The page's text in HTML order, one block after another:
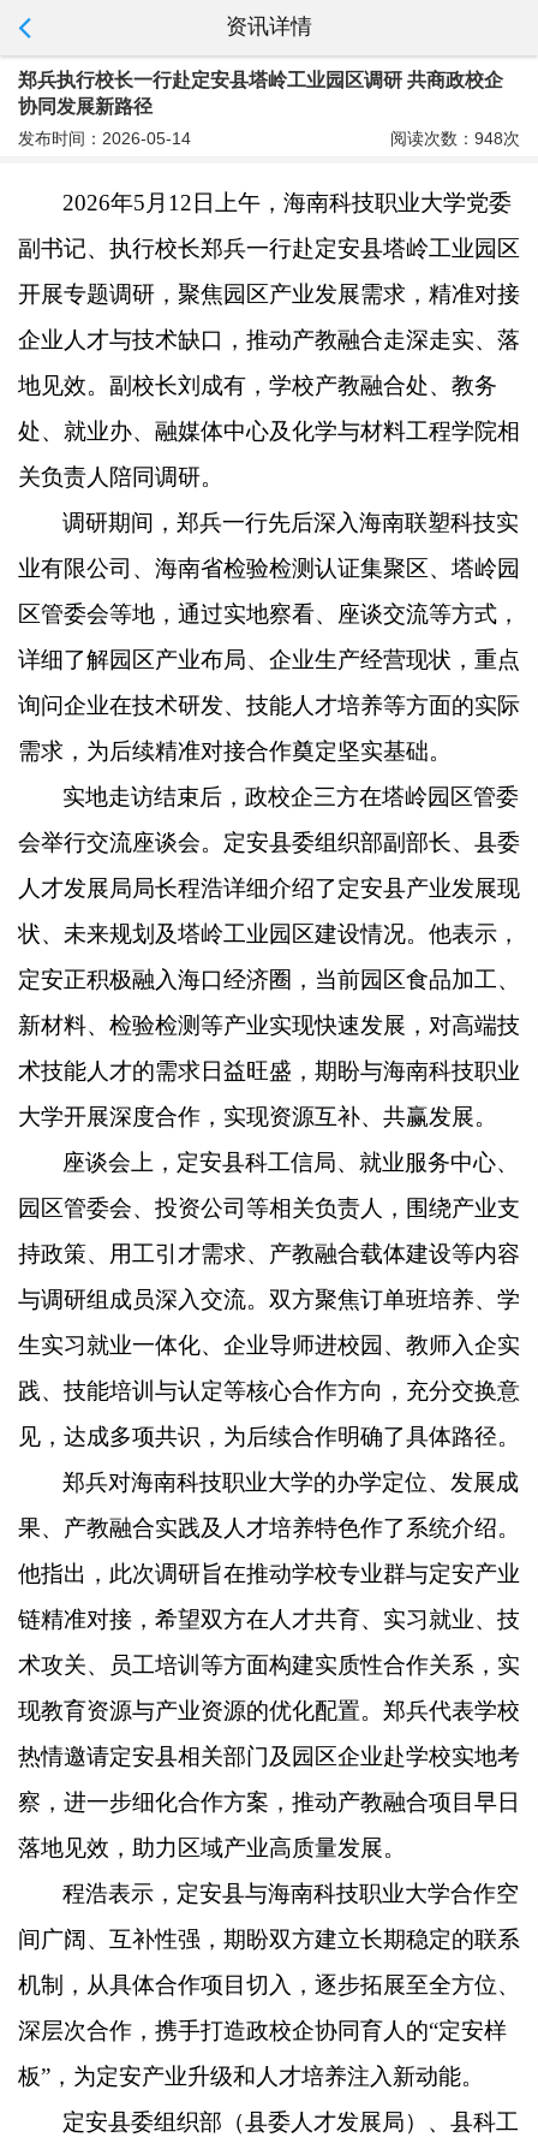
资讯详情
郑兵执行校长一行赴定安县塔岭工业园区调研 共商政校企
协同发展新路径
发布时间：2026-05-14 阅读次数：948次
2026年5月12日上午，海南科技职业大学党委
副书记、执行校长郑兵一行赴定安县塔岭工业园区
开展专题调研，聚焦园区产业发展需求，精准对接
企业人才与技术缺口，推动产教融合走深走实、落
地见效。副校长刘成有，学校产教融合处、教务
处、就业办、融媒体中心及化学与材料工程学院相
关负责人陪同调研。
调研期间，郑兵一行先后深入海南联塑科技实
业有限公司、海南省检验检测认证集聚区、塔岭园
区管委会等地，通过实地察看、座谈交流等方式，
详细了解园区产业布局、企业生产经营现状，重点
询问企业在技术研发、技能人才培养等方面的实际
需求，为后续精准对接合作奠定坚实基础。
实地走访结束后，政校企三方在塔岭园区管委
会举行交流座谈会。定安县委组织部副部长、县委
人才发展局局长程浩详细介绍了定安县产业发展现
状、未来规划及塔岭工业园区建设情况。他表示，
定安正积极融入海口经济圈，当前园区食品加工、
新材料、检验检测等产业实现快速发展，对高端技
术技能人才的需求日益旺盛，期盼与海南科技职业
大学开展深度合作，实现资源互补、共赢发展。
座谈会上，定安县科工信局、就业服务中心、
园区管委会、投资公司等相关负责人，围绕产业支
持政策、用工引才需求、产教融合载体建设等内容
与调研组成员深入交流。双方聚焦订单班培养、学
生实习就业一体化、企业导师进校园、教师入企实
践、技能培训与认定等核心合作方向，充分交换意
见，达成多项共识，为后续合作明确了具体路径。
郑兵对海南科技职业大学的办学定位、发展成
果、产教融合实践及人才培养特色作了系统介绍。
他指出，此次调研旨在推动学校专业群与定安产业
链精准对接，希望双方在人才共育、实习就业、技
术攻关、员工培训等方面构建实质性合作关系，实
现教育资源与产业资源的优化配置。郑兵代表学校
热情邀请定安县相关部门及园区企业赴学校实地考
察，进一步细化合作方案，推动产教融合项目早日
落地见效，助力区域产业高质量发展。
程浩表示，定安县与海南科技职业大学合作空
间广阔、互补性强，期盼双方建立长期稳定的联系
机制，从具体合作项目切入，逐步拓展至全方位、
深层次合作，携手打造政校企协同育人的“定安样
板”，为定安产业升级和人才培养注入新动能。
定安县委组织部（县委人才发展局）、县科工